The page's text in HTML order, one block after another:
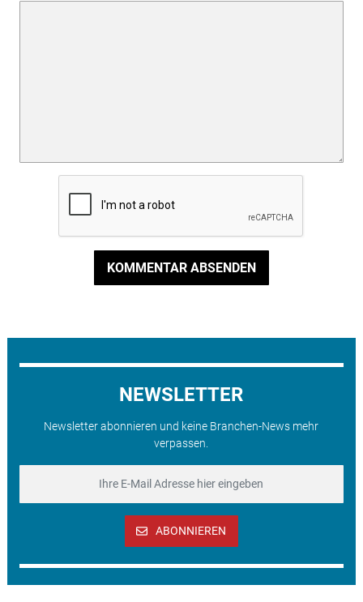
KOMMENTAR ABSENDEN
NEWSLETTER
Newsletter abonnieren und keine Branchen-News mehr
verpassen.
ABONNIEREN